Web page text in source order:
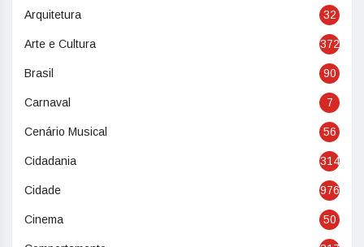
Arquitetura 32
Arte e Cultura 372
Brasil 90
Carnaval 7
Cenário Musical 56
Cidadania 314
Cidade 976
Cinema 50